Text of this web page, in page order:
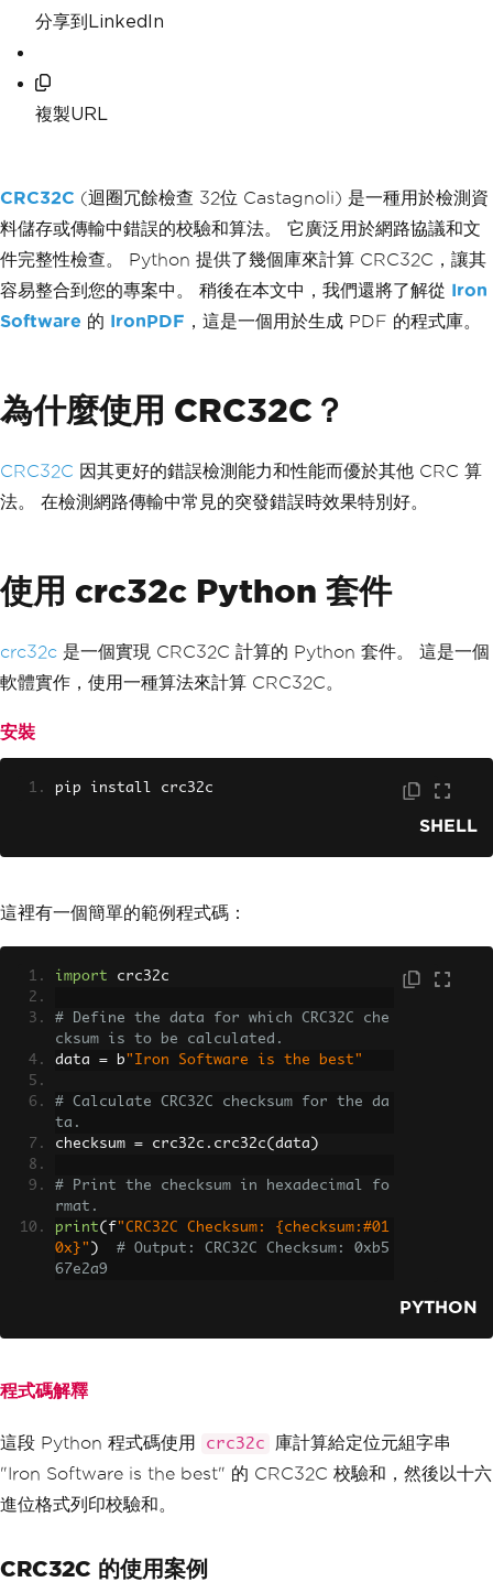
分享到LinkedIn
複製URL
CRC32C (迴圈冗餘檢查 32位 Castagnoli) 是一種用於檢測資
料儲存或傳輸中錯誤的校驗和算法。 它廣泛用於網路協議和文
件完整性檢查。 Python 提供了幾個庫來計算 CRC32C，讓其
容易整合到您的專案中。 稍後在本文中，我們還將了解從 Iron
Software 的 IronPDF ，這是一個用於生成 PDF 的程式庫。
為什麼使用 CRC32C？
CRC32C 因其更好的錯誤檢測能力和性能而優於其他 CRC 算
法。 在檢測網路傳輸中常見的突發錯誤時效果特別好。
使用 crc32c Python 套件
crc32c 是一個實現 CRC32C 計算的 Python 套件。 這是一個
軟體實作，使用一種算法來計算 CRC32C。
安裝
pip install crc32c
SHELL
這裡有一個簡單的範例程式碼：
import crc32c
# Define the data for which CRC32C che
cksum is to be calculated.
data = b "Iron Software is the best"
# Calculate CRC32C checksum for the da
ta.
checksum = crc32c . crc32c( data )
# Print the checksum in hexadecimal fo
rmat.
print( f "CRC32C Checksum: {checksum:#01
0x}" )
# Output: CRC32C Checksum: 0xb5
67e2a9
PYTHON
程式碼解釋
這段 Python 程式碼使用 crc32c
庫計算給定位元組字串
"Iron Software is the best" 的 CRC32C 校驗和，然後以十六
進位格式列印校驗和。
CRC32C 的使用案例